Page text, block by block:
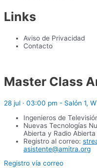
Links
Aviso de Privacidad
Contacto
Master Class
28 jul · 03:00 pm - Salón 1,
Ingenieros de
Nuevas Tecnologías
Abierta y Radio Abierta
Registro al correo:
asistente@amitra.org
Registro vía correo